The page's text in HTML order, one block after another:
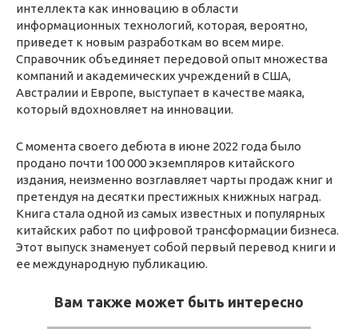
интеллекта как инновацию в области
информационных технологий, которая, вероятно,
приведет к новым разработкам во всем мире.
Справочник объединяет передовой опыт множества
компаний и академических учреждений в США,
Австралии и Европе, выступает в качестве маяка,
который вдохновляет на инновации.
С момента своего дебюта в июне 2022 года было
продано почти 100 000 экземпляров китайского
издания, неизменно возглавляет чарты продаж книг и
претендуя на десятки престижных книжных наград.
Книга стала одной из самых известных и популярных
китайских работ по цифровой трансформации бизнеса.
Этот выпуск знаменует собой первый перевод книги и
ее международную публикацию.
Вам также может быть интересно